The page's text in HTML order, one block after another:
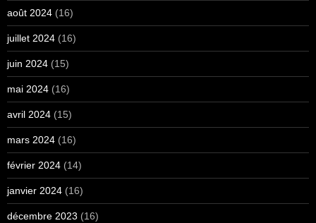
août 2024 (16)
juillet 2024 (16)
juin 2024 (15)
mai 2024 (16)
avril 2024 (15)
mars 2024 (16)
février 2024 (14)
janvier 2024 (16)
décembre 2023 (16)